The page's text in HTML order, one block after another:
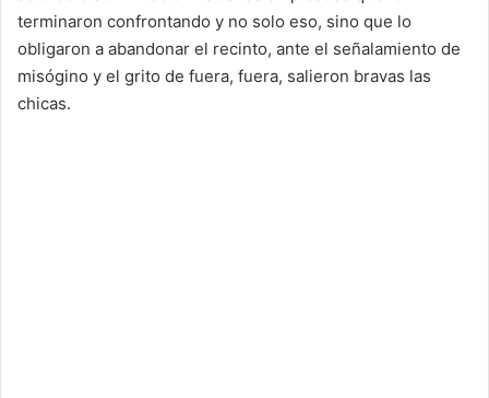
terminaron confrontando y no solo eso, sino que lo
obligaron a abandonar el recinto, ante el señalamiento de
misógino y el grito de fuera, fuera, salieron bravas las
chicas.